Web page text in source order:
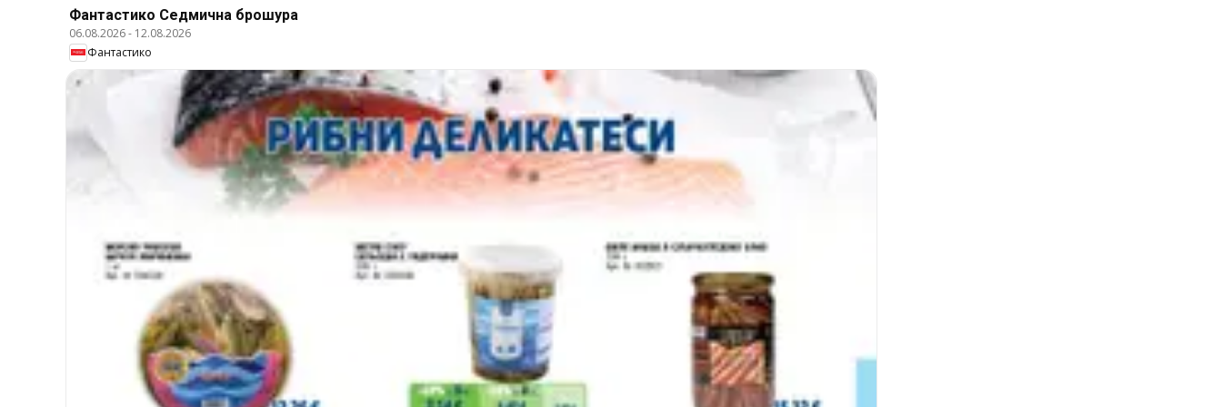
Фантастико Cедмична брошура
06.08.2026- 12.08.2026
Фантастико